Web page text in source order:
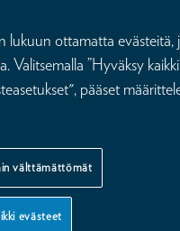
lukuun ottamatta evästeitä,
”Hyväksy
pääset
välttämättömät
evästeet